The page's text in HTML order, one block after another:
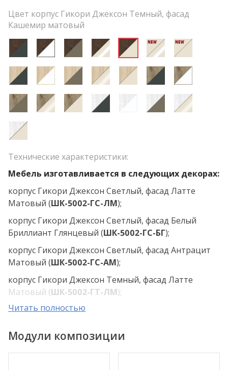
Цвет корпус Гикори Джексон Темный, фасад
Кашемир матовый
Технические характеристики:
Мебель изготавливается в следующих декорах:
корпус Гикори Джексон Светлый, фасад Латте
Матовый (ШК-5002-ГС-ЛМ);
корпус Гикори Джексон Светлый, фасад Белый
Бриллиант Глянцевый (ШК-5002-ГС-БГ);
корпус Гикори Джексон Светлый, фасад Антрацит
Матовый (ШК-5002-ГС-АМ);
корпус Гикори Джексон Темный, фасад Латте
Матовый (ШК-5002-ГТ-ЛМ);
корпус Гикори Джексон Темный, фасад Белый
корпус Гикори Джексон Темный, фасад Антрацит
Матовый (ШК-5002-ГТ-АМ
);
Читать полностью
Модули композиции